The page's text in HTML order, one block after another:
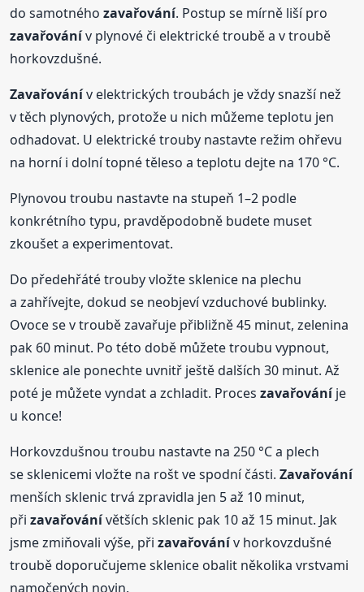
do samotnéhozavařování. Postup se mírně liší pro
zavařovánív plynové či elektrické troubě a v troubě
horkovzdušné.
Zavařovánív elektrických troubách je vždy snazší než
v těch plynových, protože u nich můžeme teplotu jen
odhadovat. U elektrické trouby nastavte režim ohřevu
na horní i dolní topné těleso a teplotu dejte na 170 °C.
Plynovou troubu nastavte na stupeň 1–2 podle
konkrétního typu, pravděpodobně budete muset
zkoušet a experimentovat.
Do předehřáté trouby vložte sklenice na plechu
a zahřívejte, dokud se neobjeví vzduchové bublinky.
Ovoce se v troubě zavařuje přibližně 45 minut, zelenina
pak 60 minut. Po této době můžete troubu vypnout,
sklenice ale ponechte uvnitř ještě dalších 30 minut. Až
poté je můžete vyndat a zchladit. Proceszavařováníje
u konce!
Horkovzdušnou troubu nastavte na 250 °C a plech
se sklenicemi vložte na rošt ve spodní části.Zavařování
menších sklenic trvá zpravidla jen 5 až 10 minut,
přizavařovánívětších sklenic pak 10 až 15 minut. Jak
jsme zmiňovali výše, přizavařovánív horkovzdušné
troubě doporučujeme sklenice obalit několika vrstvami
namočených novin.